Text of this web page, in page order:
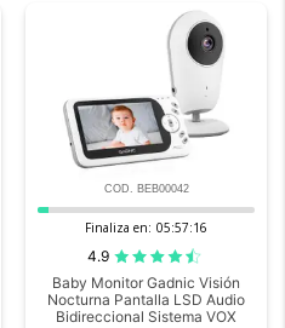
COD. BEB00042
Finaliza en: 05:57:16
4.9
Baby Monitor Gadnic Visión
Nocturna Pantalla LSD Audio
Bidireccional Sistema VOX